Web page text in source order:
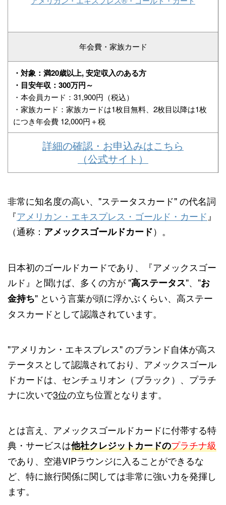
年会費・家族カード
・対象：満20歳以上, 安定収入のある方
・目安年収：300万円～
・本会員カード：31,900円（税込）
・家族カード：家族カードは1枚目無料、2枚目以降は1枚
につき年会費 12,000円＋税
詳細の確認・お申込みはこちら
（公式サイト）
非常に知名度の高い、"ステータスカード" の代名詞
『アメリカン・エキスプレス・ゴールド・カード 』
（通称： アメックスゴールドカード）。
日本初のゴールドカードであり、『アメックスゴー
ルド』と聞けば、多くの方が "高ステータス"、"お
金持ち" という言葉が頭に浮かぶくらい、高ステー
タスカードとして認識されています。
"アメリカン・エキスプレス" のブランド自体が高ス
テータスとして認識されており、アメックスゴール
ドカードは、センチュリオン（ブラック）、プラチ
ナに次いで3位の立ち位置となります。
とは言え、アメックスゴールドカードに付帯する特
典・サービスは他社クレジットカードのプラチナ級
であり、空港VIPラウンジに入ることができるな
ど、特に旅行関係に関しては非常に強い力を発揮し
ます。